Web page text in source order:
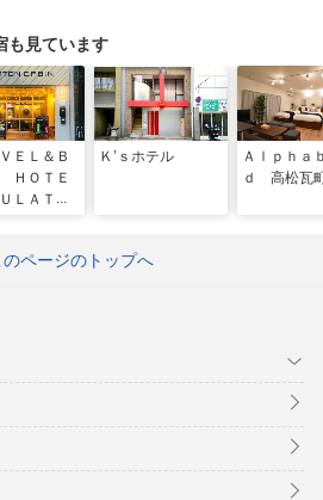
も見ています
ＥＬ＆Ｂ
ＨＯＴＥ
ＬＡＴＯ
Ｋ’ｓホテル
Ａｌｐｈａ
ｄ 高松瓦
のページのトップへ